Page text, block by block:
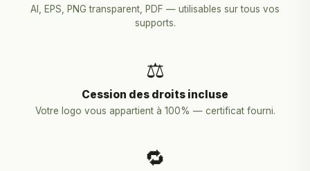
AI, EPS, PNG transparent, PDF — utilisables sur tous vos
supports.
⚖️
Cession des droits incluse
Votre logo vous appartient à 100% — certificat fourni.
🔁